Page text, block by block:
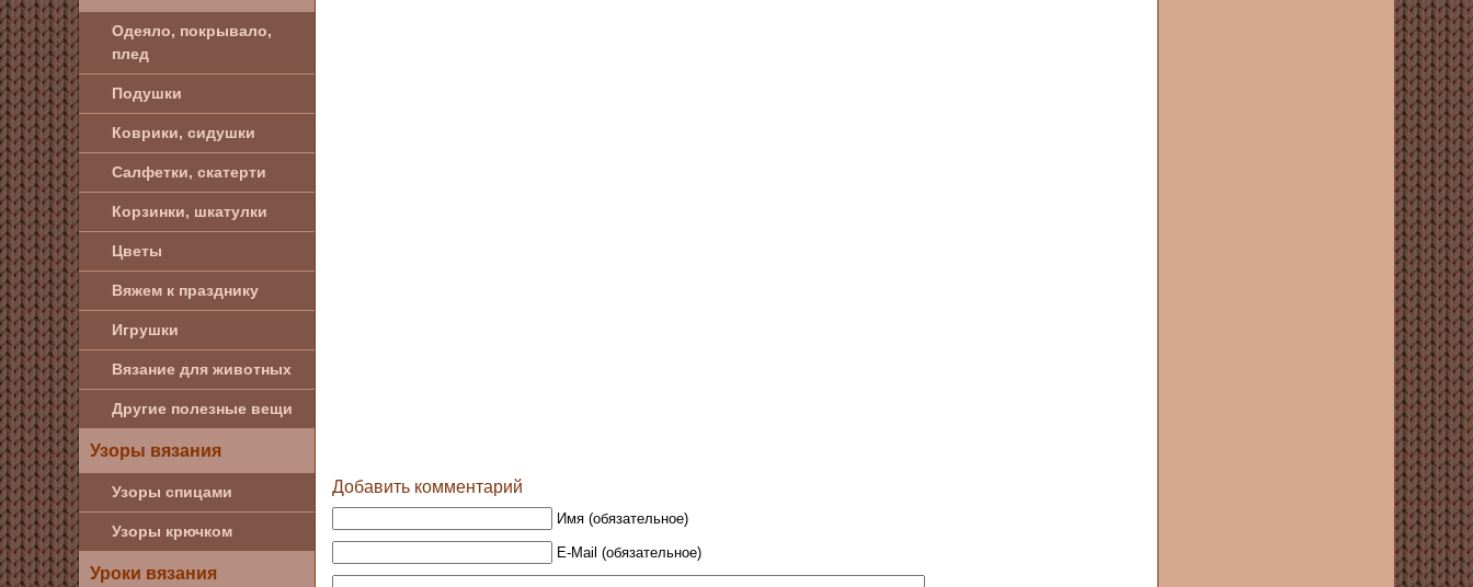
Одеяло, покрывало,
плед
Подушки
Коврики, сидушки
Салфетки, скатерти
Корзинки, шкатулки
Цветы
Вяжем к празднику
Игрушки
Вязание для животных
Другие полезные вещи
Узоры вязания
Узоры спицами
Узоры крючком
Уроки вязания
Добавить комментарий
Имя (обязательное)
E-Mail (обязательное)